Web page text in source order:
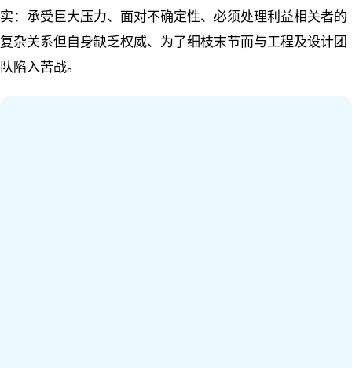
实：承受巨大压力、面对不确定性、必须处理利益相关者的
复杂关系但自身缺乏权威、为了细枝末节而与工程及设计团
队陷入苦战。